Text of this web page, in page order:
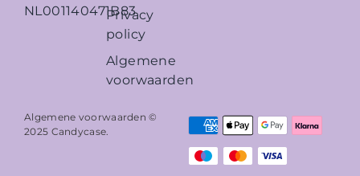
NL001140471B83
Privacy
policy
Algemene
voorwaarden
Algemene voorwaarden ©
2025 Candycase.